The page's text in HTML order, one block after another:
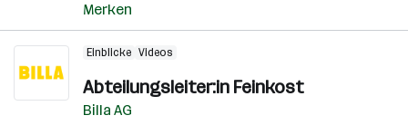
Merken
Einblicke Videos
Abteilungsleiter:in Feinkost
Billa AG